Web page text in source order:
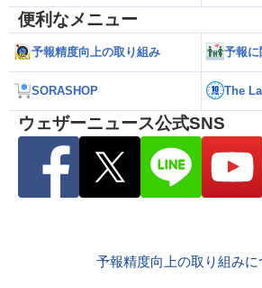
便利なメニュー
予報精度向上の取り組み 予報に
SORASHOP The
ウェザーニュース公式SNS
予報精度向上の取り組みに